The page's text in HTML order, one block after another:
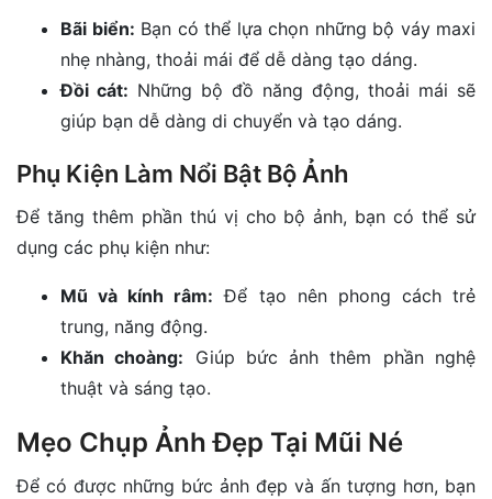
Bãi biển: Bạn có thể lựa chọn những bộ váy maxi
nhẹ nhàng, thoải mái để dễ dàng tạo dáng.
Đồi cát: Những bộ đồ năng động, thoải mái sẽ
giúp bạn dễ dàng di chuyển và tạo dáng.
Phụ Kiện Làm Nổi Bật Bộ Ảnh
Để tăng thêm phần thú vị cho bộ ảnh, bạn có thể sử
dụng các phụ kiện như:
Mũ và kính râm: Để tạo nên phong cách trẻ
trung, năng động.
Khăn choàng: Giúp bức ảnh thêm phần nghệ
thuật và sáng tạo.
Mẹo Chụp Ảnh Đẹp Tại Mũi Né
Để có được những bức ảnh đẹp và ấn tượng hơn, bạn